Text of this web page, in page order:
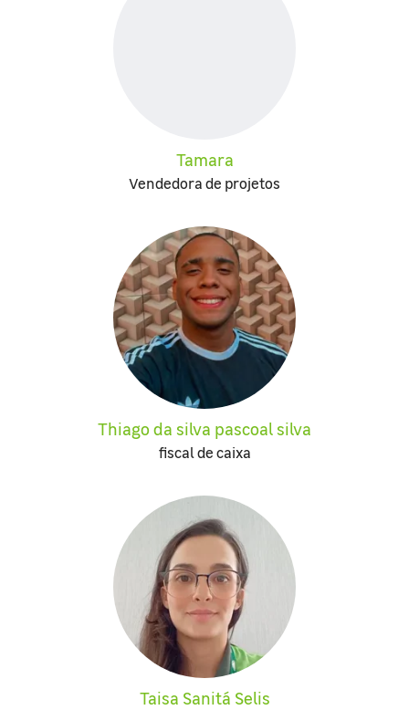
Tamara
Vendedora de projetos
Thiago da silva pascoal silva
fiscal de caixa
Taisa Sanitá Selis